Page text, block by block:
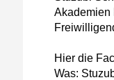
Akademien
Hier die
Was: